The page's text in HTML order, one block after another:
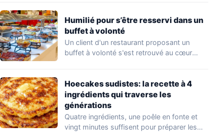
Humilié pour s’être resservi dans un
buffet à volonté
Un client d'un restaurant proposant un
buffet à volonté s'est retrouvé au cœur
Hoecakes sudistes: la recette à 4
ingrédients qui traverse les
générations
Quatre ingrédients, une poêle en fonte et
vingt minutes suffisent pour préparer les